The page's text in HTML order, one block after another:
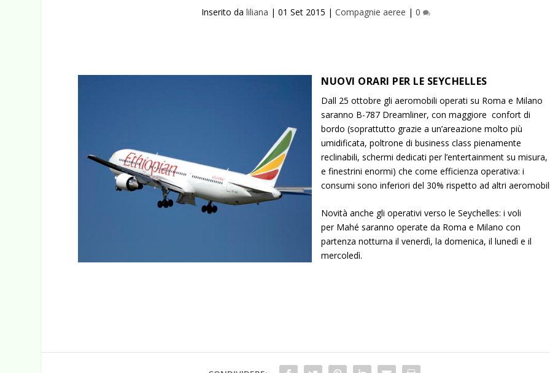
Inserito daliliana |01 Set 2015 |Compagnie aeree |0
NUOVI ORARI PER LE SEYCHELLES
Dall 25 ottobre gli aeromobili operati su Roma e Milano
saranno B-787 Dreamliner, con maggiore confort di
bordo (soprattutto grazie a un’areazione molto più
umidificata, poltrone di business class pienamente
reclinabili, schermi dedicati per l’entertainment su misura,
e finestrini enormi) che come efficienza operativa: i
consumi sono inferiori del 30% rispetto ad altri
Novità anche gli operativi verso le Seychelles: i voli
per Mahé saranno operate da Roma e Milano con
partenza notturna il venerdì, la domenica, il lunedì e il
mercoledì.